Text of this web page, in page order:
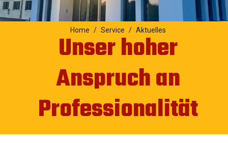
Home Service Aktuelles
Unser hoher
Anspruch an
Professionalität